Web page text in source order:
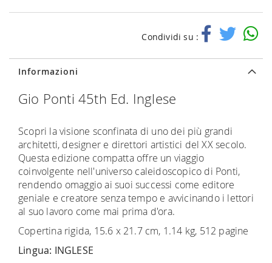
Condividi su :
Informazioni
Gio Ponti 45th Ed. Inglese
Scopri la visione sconfinata di uno dei più grandi
architetti, designer e direttori artistici del XX secolo.
Questa edizione compatta offre un viaggio
coinvolgente nell'universo caleidoscopico di Ponti,
rendendo omaggio ai suoi successi come editore
geniale e creatore senza tempo e avvicinando i lettori
al suo lavoro come mai prima d'ora.
Copertina rigida, 15.6 x 21.7 cm, 1.14 kg, 512 pagine
Lingua: INGLESE